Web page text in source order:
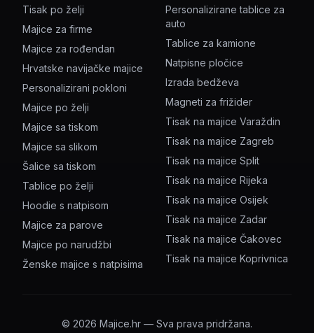
Tisak po želji
Majice za firme
Majice za rođendan
Hrvatske navijačke majice
Personalizirani pokloni
Majice po želji
Majice sa tiskom
Majice sa slikom
Šalice sa tiskom
Tablice po želji
Hoodie s natpisom
Majice za parove
Majice po narudžbi
Ženske majice s natpisima
Personalizirane tablice za
auto
Tablice za kamione
Natpisne pločice
Izrada bedževa
Magneti za frižider
Tisak na majice Varaždin
Tisak na majice Zagreb
Tisak na majice Split
Tisak na majice Rijeka
Tisak na majice Osijek
Tisak na majice Zadar
Tisak na majice Čakovec
Tisak na majice Koprivnica
© 2026 Majice.hr — Sva prava pridržana.